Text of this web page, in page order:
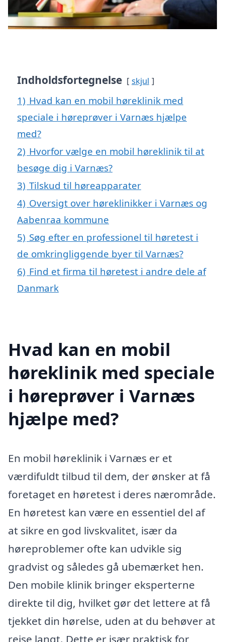
Indholdsfortegnelse skjul
1) Hvad kan en mobil høreklinik med
speciale i høreprøver i Varnæs hjælpe
med?
2) Hvorfor vælge en mobil høreklinik til at
besøge dig i Varnæs?
3) Tilskud til høreapparater
4) Oversigt over høreklinikker i Varnæs og
Aabenraa kommune
5) Søg efter en professionel til høretest i
de omkringliggende byer til Varnæs?
6) Find et firma til høretest i andre dele af
Danmark
Hvad kan en mobil
høreklinik med speciale
i høreprøver i Varnæs
hjælpe med?
En mobil høreklinik i Varnæs er et
værdifuldt tilbud til dem, der ønsker at få
foretaget en høretest i deres nærområde.
En høretest kan være en essentiel del af
at sikre en god livskvalitet, især da
høreproblemer ofte kan udvikle sig
gradvist og således gå ubemærket hen.
Den mobile klinik bringer eksperterne
direkte til dig, hvilket gør det lettere at få
tjekket din hørelse, uden at du behøver at
rejse langt. Dette er især praktisk for